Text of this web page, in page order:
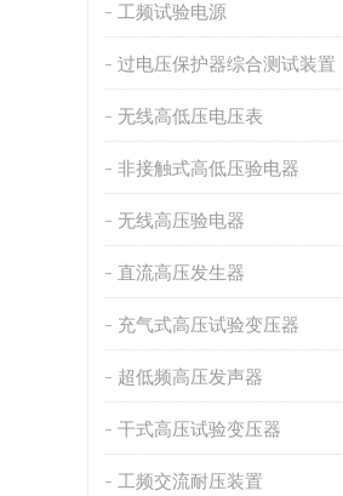
工频试验电源
过电压保护器综合测试装置
无线高低压电压表
非接触式高低压验电器
无线高压验电器
直流高压发生器
充气式高压试验变压器
超低频高压发声器
干式高压试验变压器
工频交流耐压装置